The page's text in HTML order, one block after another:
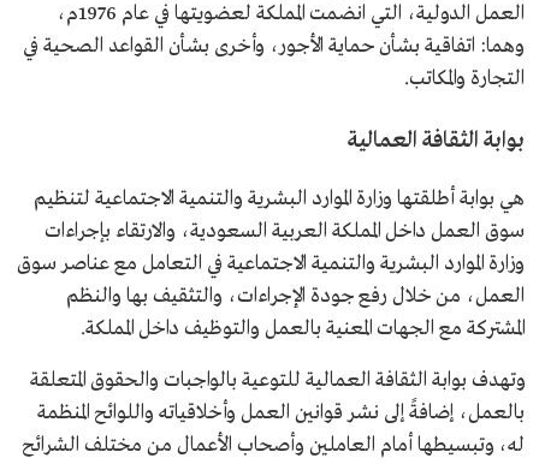
العمل الدولية، التي انضمت المملكة لعضويتها في عام 1976م،
وهما: اتفاقية بشأن حماية الأجور، وأخرى بشأن القواعد الصحية في
التجارة والمكاتب.
بوابة الثقافة العمالية
هي بوابة أطلقتها وزارة الموارد البشرية والتنمية الاجتماعية لتنظيم
سوق العمل داخل المملكة العربية السعودية، والارتقاء بإجراءات
وزارة الموارد البشرية والتنمية الاجتماعية في التعامل مع عناصر سوق
العمل، من خلال رفع جودة الإجراءات، والتثقيف بها والنظم
المشتركة مع الجهات المعنية بالعمل والتوظيف داخل المملكة.
وتهدف بوابة الثقافة العمالية للتوعية بالواجبات والحقوق المتعلقة
بالعمل، إضافةً إلى نشر قوانين العمل وأخلاقياته واللوائح المنظمة
له، وتبسيطها أمام العاملين وأصحاب الأعمال من مختلف الشرائح